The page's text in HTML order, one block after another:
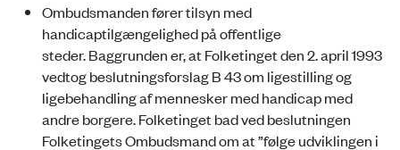
Ombudsmanden fører tilsyn med
handicaptilgængelighed på offentlige
steder. Baggrunden er, at Folketinget den 2. april 1993
vedtog beslutningsforslag B 43 om ligestilling og
ligebehandling af mennesker med handicap med
andre borgere. Folketinget bad ved beslutningen
Folketingets Ombudsmand om at ”følge udviklingen i